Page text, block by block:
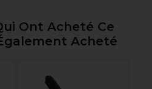
Ont Acheté Ce
Acheté